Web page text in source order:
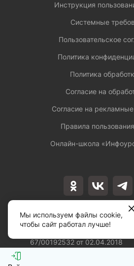
Лицензия на
образовательной
67/00192532 от 02.04.2018
Инструкция
Системные
Пользовательское
Политика
Политика
Согласие на
Согласие на
Правила
Онлайн-школа
Мы используем файлы cookie,
чтобы сайт работал лучше!